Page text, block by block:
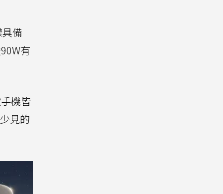
備
有
機皆
見的